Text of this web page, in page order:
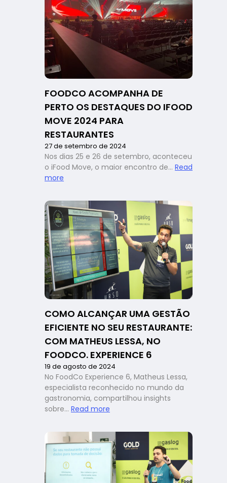
operações
da
rede
Giraffas
fala
sobre
como
time
FOODCO ACOMPANHA DE
PERTO OS DESTAQUES DO IFOOD
MOVE 2024 PARA
RESTAURANTES
27 de setembro de 2024
Nos dias 25 e 26 de setembro, aconteceu
o iFood Move, o maior encontro de… Read
more
acompanha
de
perto
os
destaques
do
iFood
Move
2024
para
COMO ALCANÇAR UMA GESTÃO
EFICIENTE NO SEU RESTAURANTE:
COM MATHEUS LESSA, NO
FOODCO. EXPERIENCE 6
19 de agosto de 2024
No FoodCo Experience 6, Matheus Lessa,
especialista reconhecido no mundo da
gastronomia, compartilhou insights
sobre… Read more
alcançar
uma
gestão
eficiente
no